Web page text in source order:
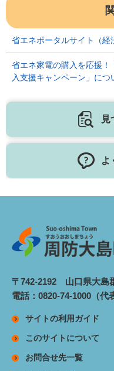
省エネポータルサイト（経
省エネ家電の購入を応援
入支援キャンペーン」につ
見
よ
〒742-2192 山口県大島
電話：0820-74-1000（代
サイトの利用ガイド
このサイトについて
お問合せ先一覧